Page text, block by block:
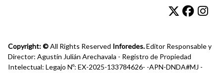
Copyright: ©All Rights Reserved Inforedes.Editor Responsable y
Director: Agustín Julián Arechavala - Registro de Propiedad
Intelectual: Legajo Nº: EX-2025-133784626- -APN-DNDA#MJ -